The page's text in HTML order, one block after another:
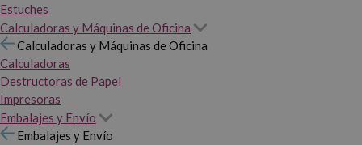
Estuches
Calculadoras y Máquinas de Oficina
Calculadoras y Máquinas de Oficina
Calculadoras
Destructoras de Papel
Impresoras
Embalajes y Envío
Embalajes y Envío